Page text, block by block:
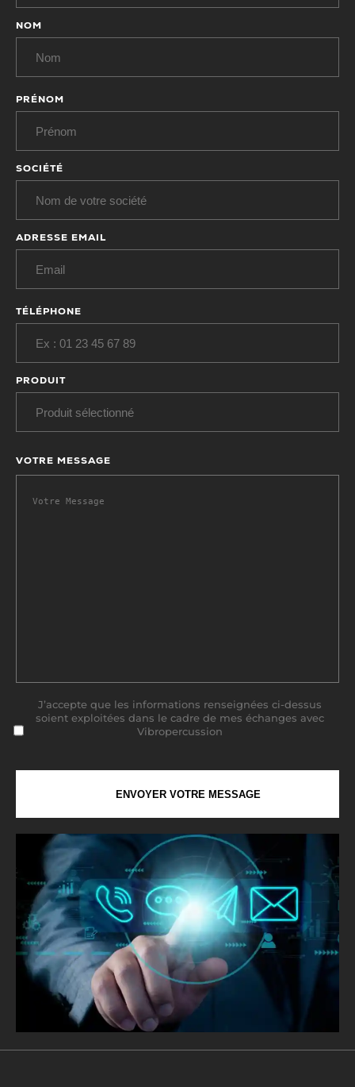
NOM
PRÉNOM
SOCIÉTÉ
ADRESSE EMAIL
TÉLÉPHONE
PRODUIT
VOTRE MESSAGE
J’accepte que les informations renseignées ci-dessus
soient exploitées dans le cadre de mes échanges avec
Vibropercussion
ENVOYER VOTRE MESSAGE